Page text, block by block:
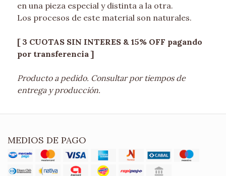
en una pieza especial y distinta a la otra.
Los procesos de este material son naturales.
[ 3 CUOTAS SIN INTERES & 15% OFF pagando
por transferencia ]
Producto a pedido. Consultar por tiempos de
entrega y producción.
MEDIOS DE PAGO